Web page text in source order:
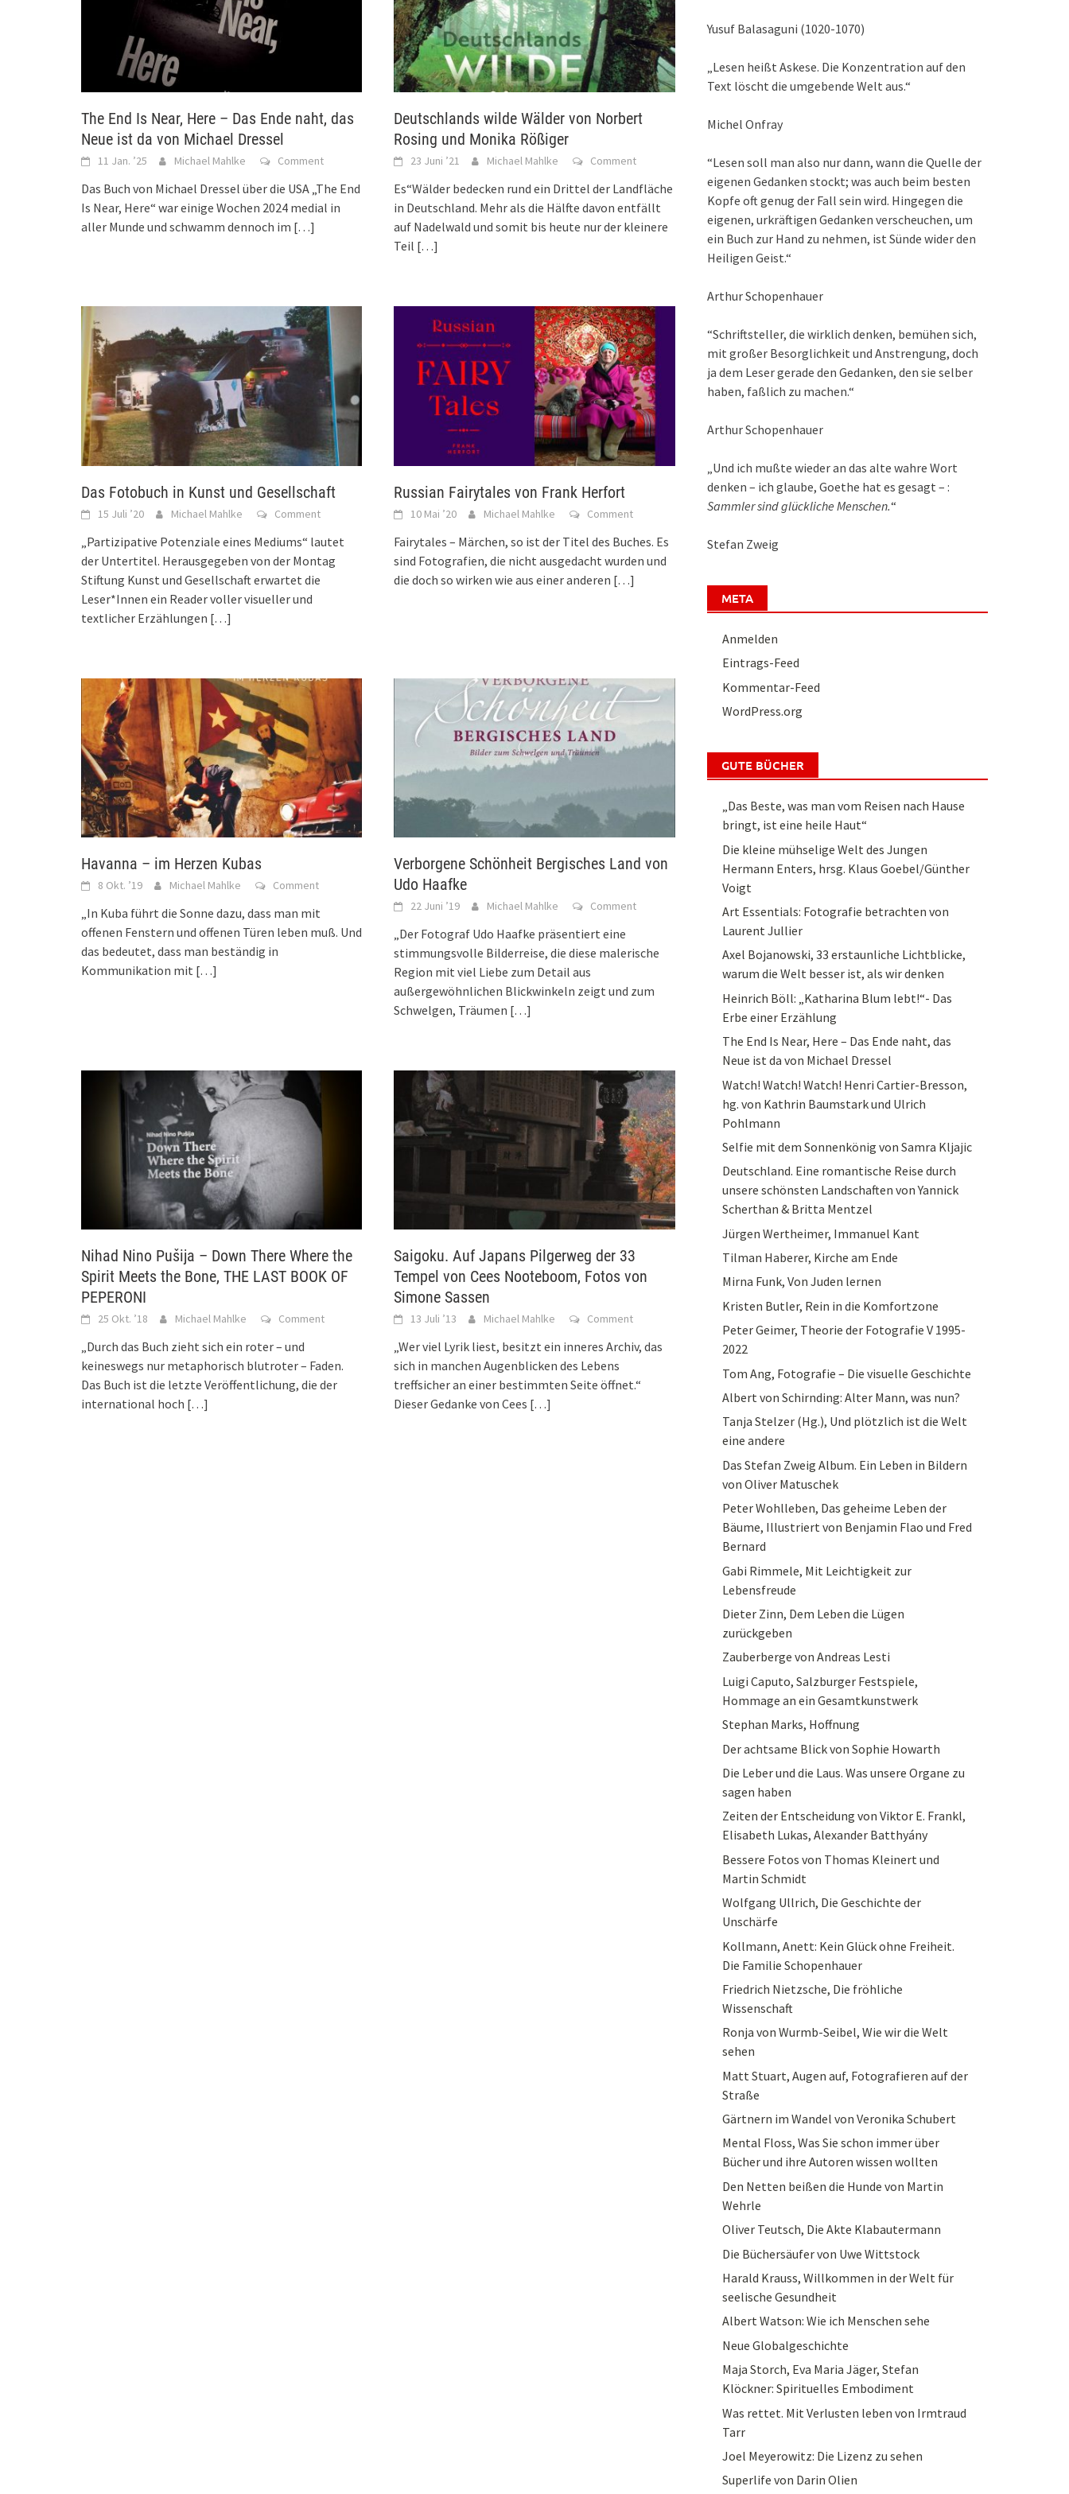
The End Is Near, Here – Das Ende naht, das
Neue ist da von Michael Dressel
11 Jan. ’25 Michael Mahlke Comment
Das Buch von Michael Dressel über die USA „The End
Is Near, Here“ war einige Wochen 2024 medial in
aller Munde und schwamm dennoch im […]
Deutschlands wilde Wälder von Norbert
Rosing und Monika Rößiger
23 Juni ’21 Michael Mahlke Comment
Es“Wälder bedecken rund ein Drittel der Landfläche
in Deutschland. Mehr als die Hälfte davon entfällt
auf Nadelwald und somit bis heute nur der kleinere
Teil […]
Das Fotobuch in Kunst und Gesellschaft
15 Juli ’20 Michael Mahlke Comment
„Partizipative Potenziale eines Mediums“ lautet
der Untertitel. Herausgegeben von der Montag
Stiftung Kunst und Gesellschaft erwartet die
Leser*Innen ein Reader voller visueller und
textlicher Erzählungen […]
Russian Fairytales von Frank Herfort
10 Mai ’20 Michael Mahlke Comment
Fairytales – Märchen, so ist der Titel des Buches. Es
sind Fotografien, die nicht ausgedacht wurden und
die doch so wirken wie aus einer anderen […]
Havanna – im Herzen Kubas
8 Okt. ’19 Michael Mahlke Comment
„In Kuba führt die Sonne dazu, dass man mit
offenen Fenstern und offenen Türen leben muß. Und
das bedeutet, dass man beständig in
Kommunikation mit […]
Verborgene Schönheit Bergisches Land von
Udo Haafke
22 Juni ’19 Michael Mahlke Comment
„Der Fotograf Udo Haafke präsentiert eine
stimmungsvolle Bilderreise, die diese malerische
Region mit viel Liebe zum Detail aus
außergewöhnlichen Blickwinkeln zeigt und zum
Schwelgen, Träumen […]
Nihad Nino Pušija – Down There Where the
Spirit Meets the Bone, THE LAST BOOK OF
PEPERONI
25 Okt. ’18 Michael Mahlke Comment
„Durch das Buch zieht sich ein roter – und
keineswegs nur metaphorisch blutroter – Faden.
Das Buch ist die letzte Veröffentlichung, die der
international hoch […]
Saigoku. Auf Japans Pilgerweg der 33
Tempel von Cees Nooteboom, Fotos von
Simone Sassen
13 Juli ’13 Michael Mahlke Comment
„Wer viel Lyrik liest, besitzt ein inneres Archiv, das
sich in manchen Augenblicken des Lebens
treffsicher an einer bestimmten Seite öffnet.“
Dieser Gedanke von Cees […]
Yusuf Balasaguni (1020-1070)
„Lesen heißt Askese. Die Konzentration auf den
Text löscht die umgebende Welt aus.“
Michel Onfray
“Lesen soll man also nur dann, wann die Quelle der
eigenen Gedanken stockt; was auch beim besten
Kopfe oft genug der Fall sein wird. Hingegen die
eigenen, urkräftigen Gedanken verscheuchen, um
ein Buch zur Hand zu nehmen, ist Sünde wider den
Heiligen Geist.“
Arthur Schopenhauer
“Schriftsteller, die wirklich denken, bemühen sich,
mit großer Besorglichkeit und Anstrengung, doch
ja dem Leser gerade den Gedanken, den sie selber
haben, faßlich zu machen.“
Arthur Schopenhauer
„Und ich mußte wieder an das alte wahre Wort
denken – ich glaube, Goethe hat es gesagt – :
Sammler sind glückliche Menschen.“
Stefan Zweig
META
Anmelden
Eintrags-Feed
Kommentar-Feed
WordPress.org
GUTE BÜCHER
„Das Beste, was man vom Reisen nach Hause
bringt, ist eine heile Haut“
Die kleine mühselige Welt des Jungen
Hermann Enters, hrsg. Klaus Goebel/Günther
Voigt
Art Essentials: Fotografie betrachten von
Laurent Jullier
Axel Bojanowski, 33 erstaunliche Lichtblicke,
warum die Welt besser ist, als wir denken
Heinrich Böll: „Katharina Blum lebt!“- Das
Erbe einer Erzählung
The End Is Near, Here – Das Ende naht, das
Neue ist da von Michael Dressel
Watch! Watch! Watch! Henri Cartier-Bresson,
hg. von Kathrin Baumstark und Ulrich
Pohlmann
Selfie mit dem Sonnenkönig von Samra Kljajic
Deutschland. Eine romantische Reise durch
unsere schönsten Landschaften von Yannick
Scherthan & Britta Mentzel
Jürgen Wertheimer, Immanuel Kant
Tilman Haberer, Kirche am Ende
Mirna Funk, Von Juden lernen
Kristen Butler, Rein in die Komfortzone
Peter Geimer, Theorie der Fotografie V 1995-
2022
Tom Ang, Fotografie – Die visuelle Geschichte
Albert von Schirnding: Alter Mann, was nun?
Tanja Stelzer (Hg.), Und plötzlich ist die Welt
eine andere
Das Stefan Zweig Album. Ein Leben in Bildern
von Oliver Matuschek
Peter Wohlleben, Das geheime Leben der
Bäume, Illustriert von Benjamin Flao und Fred
Bernard
Gabi Rimmele, Mit Leichtigkeit zur
Lebensfreude
Dieter Zinn, Dem Leben die Lügen
zurückgeben
Zauberberge von Andreas Lesti
Luigi Caputo, Salzburger Festspiele,
Hommage an ein Gesamtkunstwerk
Stephan Marks, Hoffnung
Der achtsame Blick von Sophie Howarth
Die Leber und die Laus. Was unsere Organe zu
sagen haben
Zeiten der Entscheidung von Viktor E. Frankl,
Elisabeth Lukas, Alexander Batthyány
Bessere Fotos von Thomas Kleinert und
Martin Schmidt
Wolfgang Ullrich, Die Geschichte der
Unschärfe
Kollmann, Anett: Kein Glück ohne Freiheit.
Die Familie Schopenhauer
Friedrich Nietzsche, Die fröhliche
Wissenschaft
Ronja von Wurmb-Seibel, Wie wir die Welt
sehen
Matt Stuart, Augen auf, Fotografieren auf der
Straße
Gärtnern im Wandel von Veronika Schubert
Mental Floss, Was Sie schon immer über
Bücher und ihre Autoren wissen wollten
Den Netten beißen die Hunde von Martin
Wehrle
Oliver Teutsch, Die Akte Klabautermann
Die Büchersäufer von Uwe Wittstock
Harald Krauss, Willkommen in der Welt für
seelische Gesundheit
Albert Watson: Wie ich Menschen sehe
Neue Globalgeschichte
Maja Storch, Eva Maria Jäger, Stefan
Klöckner: Spirituelles Embodiment
Was rettet. Mit Verlusten leben von Irmtraud
Tarr
Joel Meyerowitz: Die Lizenz zu sehen
Superlife von Darin Olien